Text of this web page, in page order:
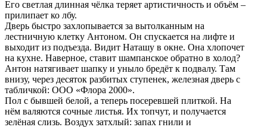
Его светлая длинная чёлка теряет артистичность и объём –
прилипает ко лбу.
Дверь быстро захлопывается за вытолканным на
лестничную клетку Антоном. Он спускается на лифте и
выходит из подъезда. Видит Наташу в окне. Она хлопочет
на кухне. Наверное, ставит шампанское обратно в холод?
Антон натягивает шапку и уныло бредёт к подвалу. Там
внизу, через десяток разбитых ступенек, железная дверь с
табличкой: ООО «Флора 2000».
Пол с бывшей белой, а теперь посеревшей плиткой. На
нём валяются сочные листья. Их топчут, и получается
зелёная слизь. Воздух затхлый: запах гнили и